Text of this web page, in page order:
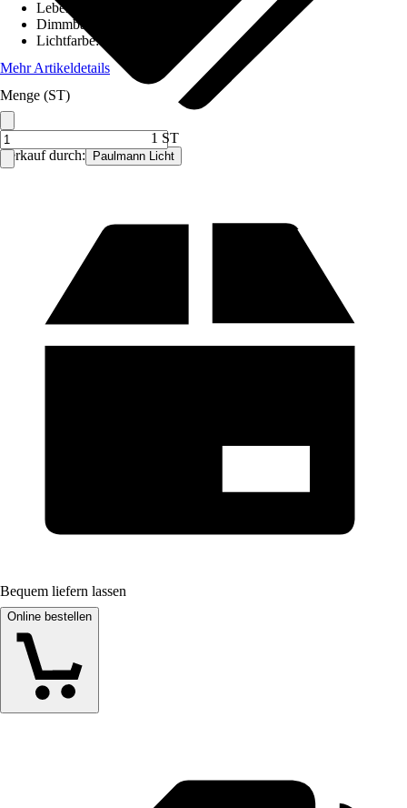
Verkauf durch: Paulmann Licht
Lebensdauer
Dimmbar
Lichtfarbe:
Mehr Artikeldetails
Menge (ST)
1 ST
Bequem liefern lassen
Online bestellen